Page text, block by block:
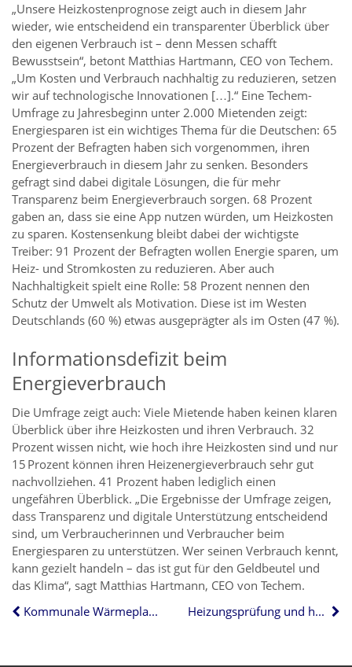
„Unsere Heizkostenprognose zeigt auch in diesem Jahr
wieder, wie entscheidend ein transparenter Überblick über
den eigenen Verbrauch ist – denn Messen schafft
Bewusstsein“, betont Matthias Hartmann, CEO von Techem.
„Um Kosten und Verbrauch nachhaltig zu reduzieren, setzen
wir auf technologische Innovationen […].“ Eine Techem-
Umfrage zu Jahresbeginn unter 2.000 Mietenden zeigt:
Energiesparen ist ein wichtiges Thema für die Deutschen: 65
Prozent der Befragten haben sich vorgenommen, ihren
Energieverbrauch in diesem Jahr zu senken. Besonders
gefragt sind dabei digitale Lösungen, die für mehr
Transparenz beim Energieverbrauch sorgen. 68 Prozent
gaben an, dass sie eine App nutzen würden, um Heizkosten
zu sparen. Kostensenkung bleibt dabei der wichtigste
Treiber: 91 Prozent der Befragten wollen Energie sparen, um
Heiz- und Stromkosten zu reduzieren. Aber auch
Nachhaltigkeit spielt eine Rolle: 58 Prozent nennen den
Schutz der Umwelt als Motivation. Diese ist im Westen
Deutschlands (60 %) etwas ausgeprägter als im Osten (47 %).
Informationsdefizit beim
Energieverbrauch
Die Umfrage zeigt auch: Viele Mietende haben keinen klaren
Überblick über ihre Heizkosten und ihren Verbrauch. 32
Prozent wissen nicht, wie hoch ihre Heizkosten sind und nur
15 Prozent können ihren Heizenergieverbrauch sehr gut
nachvollziehen. 41 Prozent haben lediglich einen
ungefähren Überblick. „Die Ergebnisse der Umfrage zeigen,
dass Transparenz und digitale Unterstützung entscheidend
sind, um Verbraucherinnen und Verbraucher beim
Energiesparen zu unterstützen. Wer seinen Verbrauch kennt,
kann gezielt handeln – das ist gut für den Geldbeutel und
das Klima“, sagt Matthias Hartmann, CEO von Techem.
Kommunale Wärmeplanung: Was Eigentümer beachten sollten
Heizungsprüfung und hydraulischer Abgleich: Welche Fristen gelten in 2026?